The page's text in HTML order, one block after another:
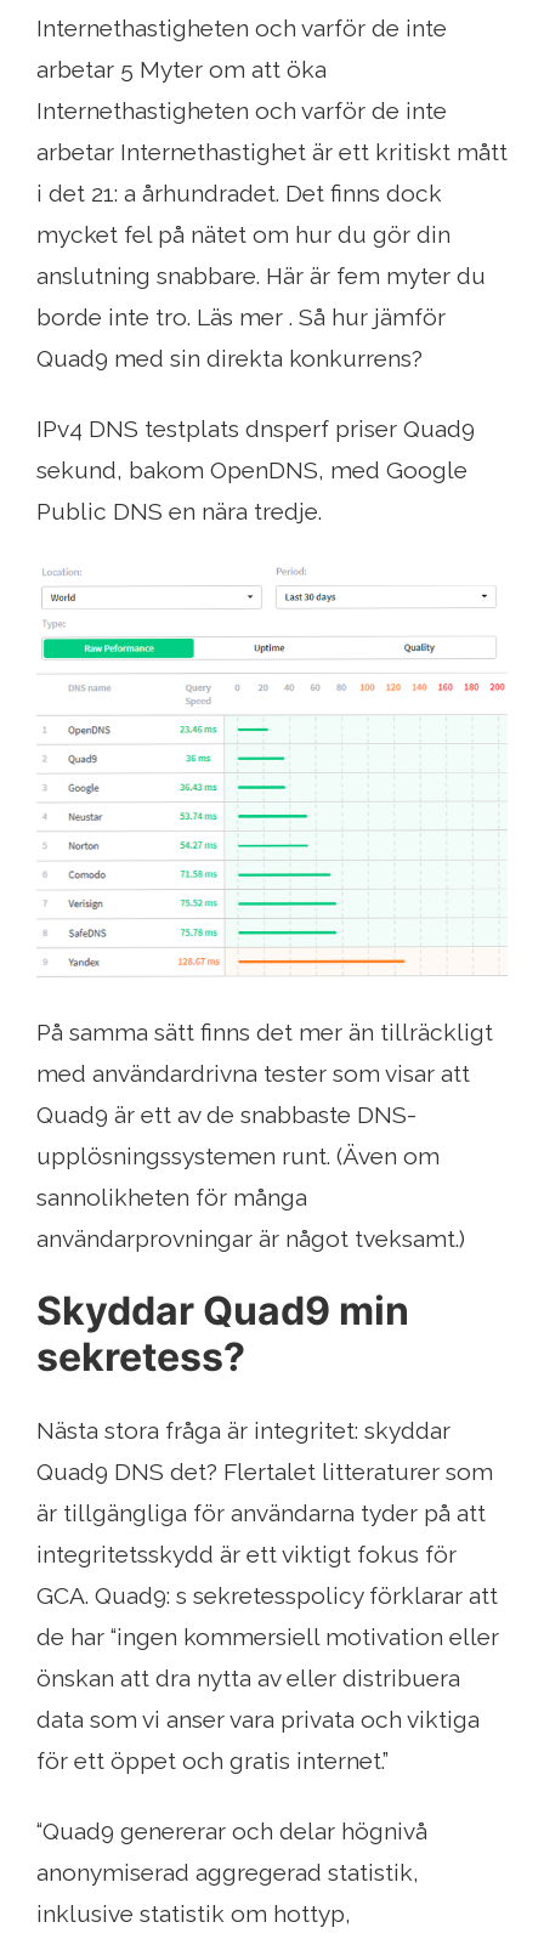
Internethastigheten och varför de inte
arbetar 5 Myter om att öka
Internethastigheten och varför de inte
arbetar Internethastighet är ett kritiskt mått
i det 21: a århundradet. Det finns dock
mycket fel på nätet om hur du gör din
anslutning snabbare. Här är fem myter du
borde inte tro. Läs mer . Så hur jämför
Quad9 med sin direkta konkurrens?
IPv4 DNS testplats dnsperf priser Quad9
sekund, bakom OpenDNS, med Google
Public DNS en nära tredje.
På samma sätt finns det mer än tillräckligt
med användardrivna tester som visar att
Quad9 är ett av de snabbaste DNS-
upplösningssystemen runt. (Även om
sannolikheten för många
användarprovningar är något tveksamt.)
Skyddar Quad9 min
sekretess?
Nästa stora fråga är integritet: skyddar
Quad9 DNS det? Flertalet litteraturer som
är tillgängliga för användarna tyder på att
integritetsskydd är ett viktigt fokus för
GCA. Quad9: s sekretesspolicy förklarar att
de har “ingen kommersiell motivation eller
önskan att dra nytta av eller distribuera
data som vi anser vara privata och viktiga
för ett öppet och gratis internet.”
“Quad9 genererar och delar högnivå
anonymiserad aggregerad statistik,
inklusive statistik om hottyp,